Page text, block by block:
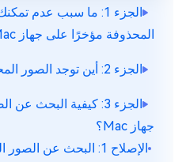
الجزء 1: ما سبب عدم
المحذوفة مؤخرًا على جهاز Mac؟
الجزء 2: أين توجد الصور المحذوفة على جهاز Mac؟
الجزء 3: كيفية البحث
جهاز Mac؟
الإصلاح 1: البحث عن